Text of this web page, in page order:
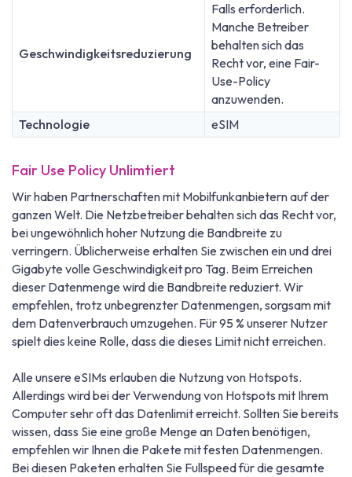
Geschwindigkeitsreduzierung
Falls erforderlich.
Manche Betreiber
behalten sich das
Recht vor, eine Fair-
Use-Policy
anzuwenden.
Technologie
eSIM
Fair Use Policy Unlimtiert
Wir haben Partnerschaften mit Mobilfunkanbietern auf der
ganzen Welt. Die Netzbetreiber behalten sich das Recht vor,
bei ungewöhnlich hoher Nutzung die Bandbreite zu
verringern. Üblicherweise erhalten Sie zwischen ein und drei
Gigabyte volle Geschwindigkeit pro Tag. Beim Erreichen
dieser Datenmenge wird die Bandbreite reduziert. Wir
empfehlen, trotz unbegrenzter Datenmengen, sorgsam mit
dem Datenverbrauch umzugehen. Für 95 % unserer Nutzer
spielt dies keine Rolle, dass die dieses Limit nicht erreichen.
Alle unsere eSIMs erlauben die Nutzung von Hotspots.
Allerdings wird bei der Verwendung von Hotspots mit Ihrem
Computer sehr oft das Datenlimit erreicht. Sollten Sie bereits
wissen, dass Sie eine große Menge an Daten benötigen,
empfehlen wir Ihnen die Pakete mit festen Datenmengen.
Bei diesen Paketen erhalten Sie Fullspeed für die gesamte